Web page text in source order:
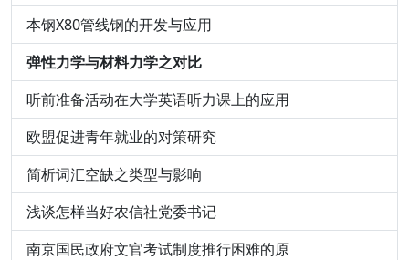
本钢X80管线钢的开发与应用
弹性力学与材料力学之对比
听前准备活动在大学英语听力课上的应用
欧盟促进青年就业的对策研究
简析词汇空缺之类型与影响
浅谈怎样当好农信社党委书记
南京国民政府文官考试制度推行困难的原